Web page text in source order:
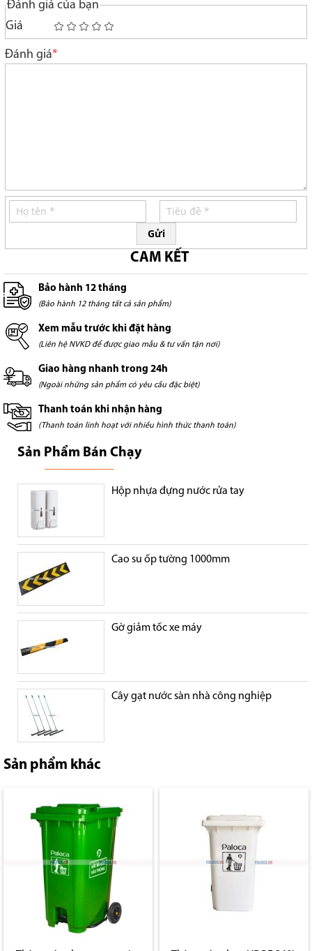
Đánh giá của bạn
Giá
1
star
2
stars
3
stars
4
stars
5
stars
Đánh giá
Gửi
CAM KẾT
Bảo hành 12 tháng
(Bảo hành 12 tháng tất cả sản phẩm)
Xem mẫu trước khi đặt hàng
(Liên hệ NVKD để được giao mẫu & tư vấn tận nơi)
Giao hàng nhanh trong 24h
(Ngoài những sản phẩm có yêu cầu đặc biệt)
Thanh toán khi nhận hàng
(Thanh toán linh hoạt với nhiều hình thức thanh toán)
Sản Phẩm Bán Chạy
Hộp nhựa đựng nước rửa tay
Cao su ốp tường 1000mm
Gờ giảm tốc xe máy
Cây gạt nước sàn nhà công nghiệp
Sản phẩm khác